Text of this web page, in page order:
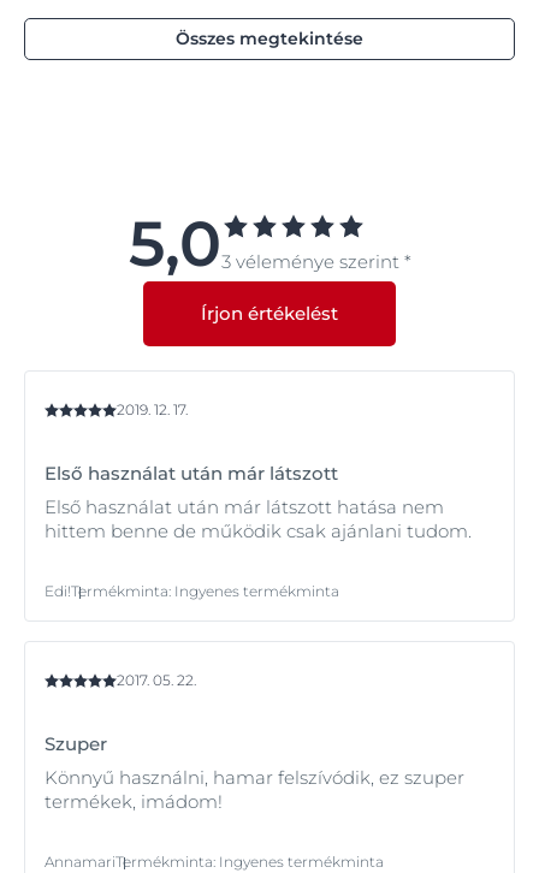
Összes megtekintése
5,03 véleménye szerint *
Írjon értékelést
2019. 12. 17.
Első használat után már látszott
Első használat után már látszott hatása nem
hittem benne de működik csak ajánlani tudom.
Edi!Termékminta: Ingyenes termékminta
2017. 05. 22.
Szuper
Könnyű használni, hamar felszívódik, ez szuper
termékek, imádom!
AnnamariTermékminta: Ingyenes termékminta